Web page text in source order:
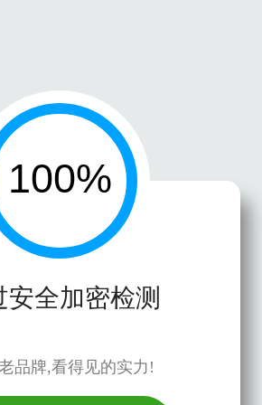
安全加密检测
品牌,看得见的实力!